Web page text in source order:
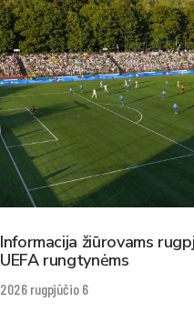
Informacija žiūrovams
UEFA rungtynėms
2026 rugpjūčio 6